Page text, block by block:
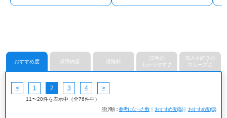
おすすめ度 保障内容 保険料
説明の
わかりやすさ
加入手続きの
スムーズさ
< 1 2 3 4 >
11〜20件を表示中（全76件中）
並び順
参考になった数 おすすめ度(高) おすすめ度(低)